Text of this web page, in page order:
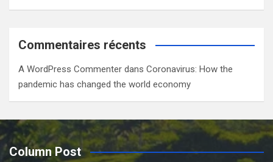
Commentaires récents
A WordPress Commenter dans Coronavirus: How the
pandemic has changed the world economy
Column Post